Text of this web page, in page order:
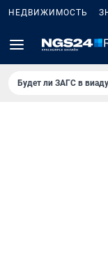
НЕДВИЖИМОСТЬ
Будет ли ЗАГС в